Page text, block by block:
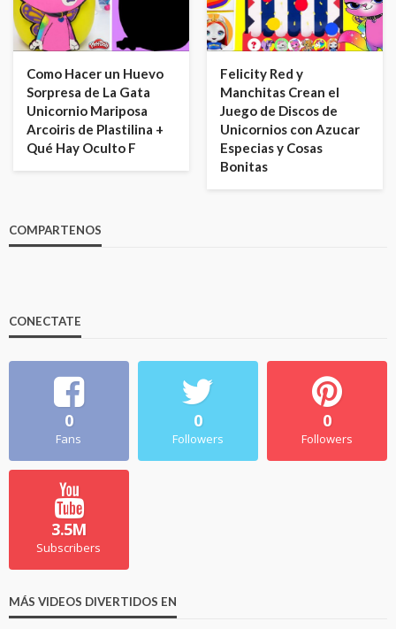
Como Hacer un Huevo
Sorpresa de La Gata
Unicornio Mariposa
Arcoiris de Plastilina +
Qué Hay Oculto F
Felicity Red y
Manchitas Crean el
Juego de Discos de
Unicornios con Azucar
Especias y Cosas
Bonitas
COMPARTENOS
CONECTATE
0
Fans
0
Followers
0
Followers
3.5M
Subscribers
MÁS VIDEOS DIVERTIDOS EN